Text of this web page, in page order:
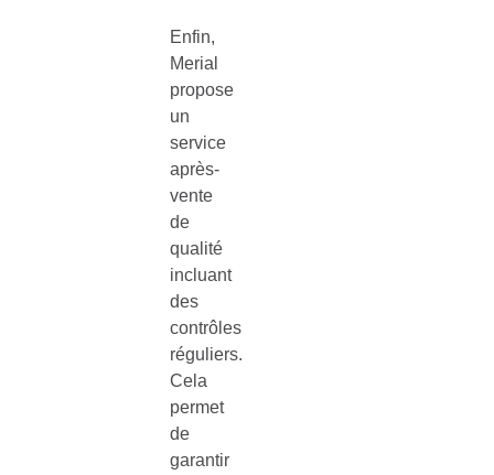
Enfin,
Merial
propose
un
service
après-
vente
de
qualité
incluant
des
contrôles
réguliers.
Cela
permet
de
garantir